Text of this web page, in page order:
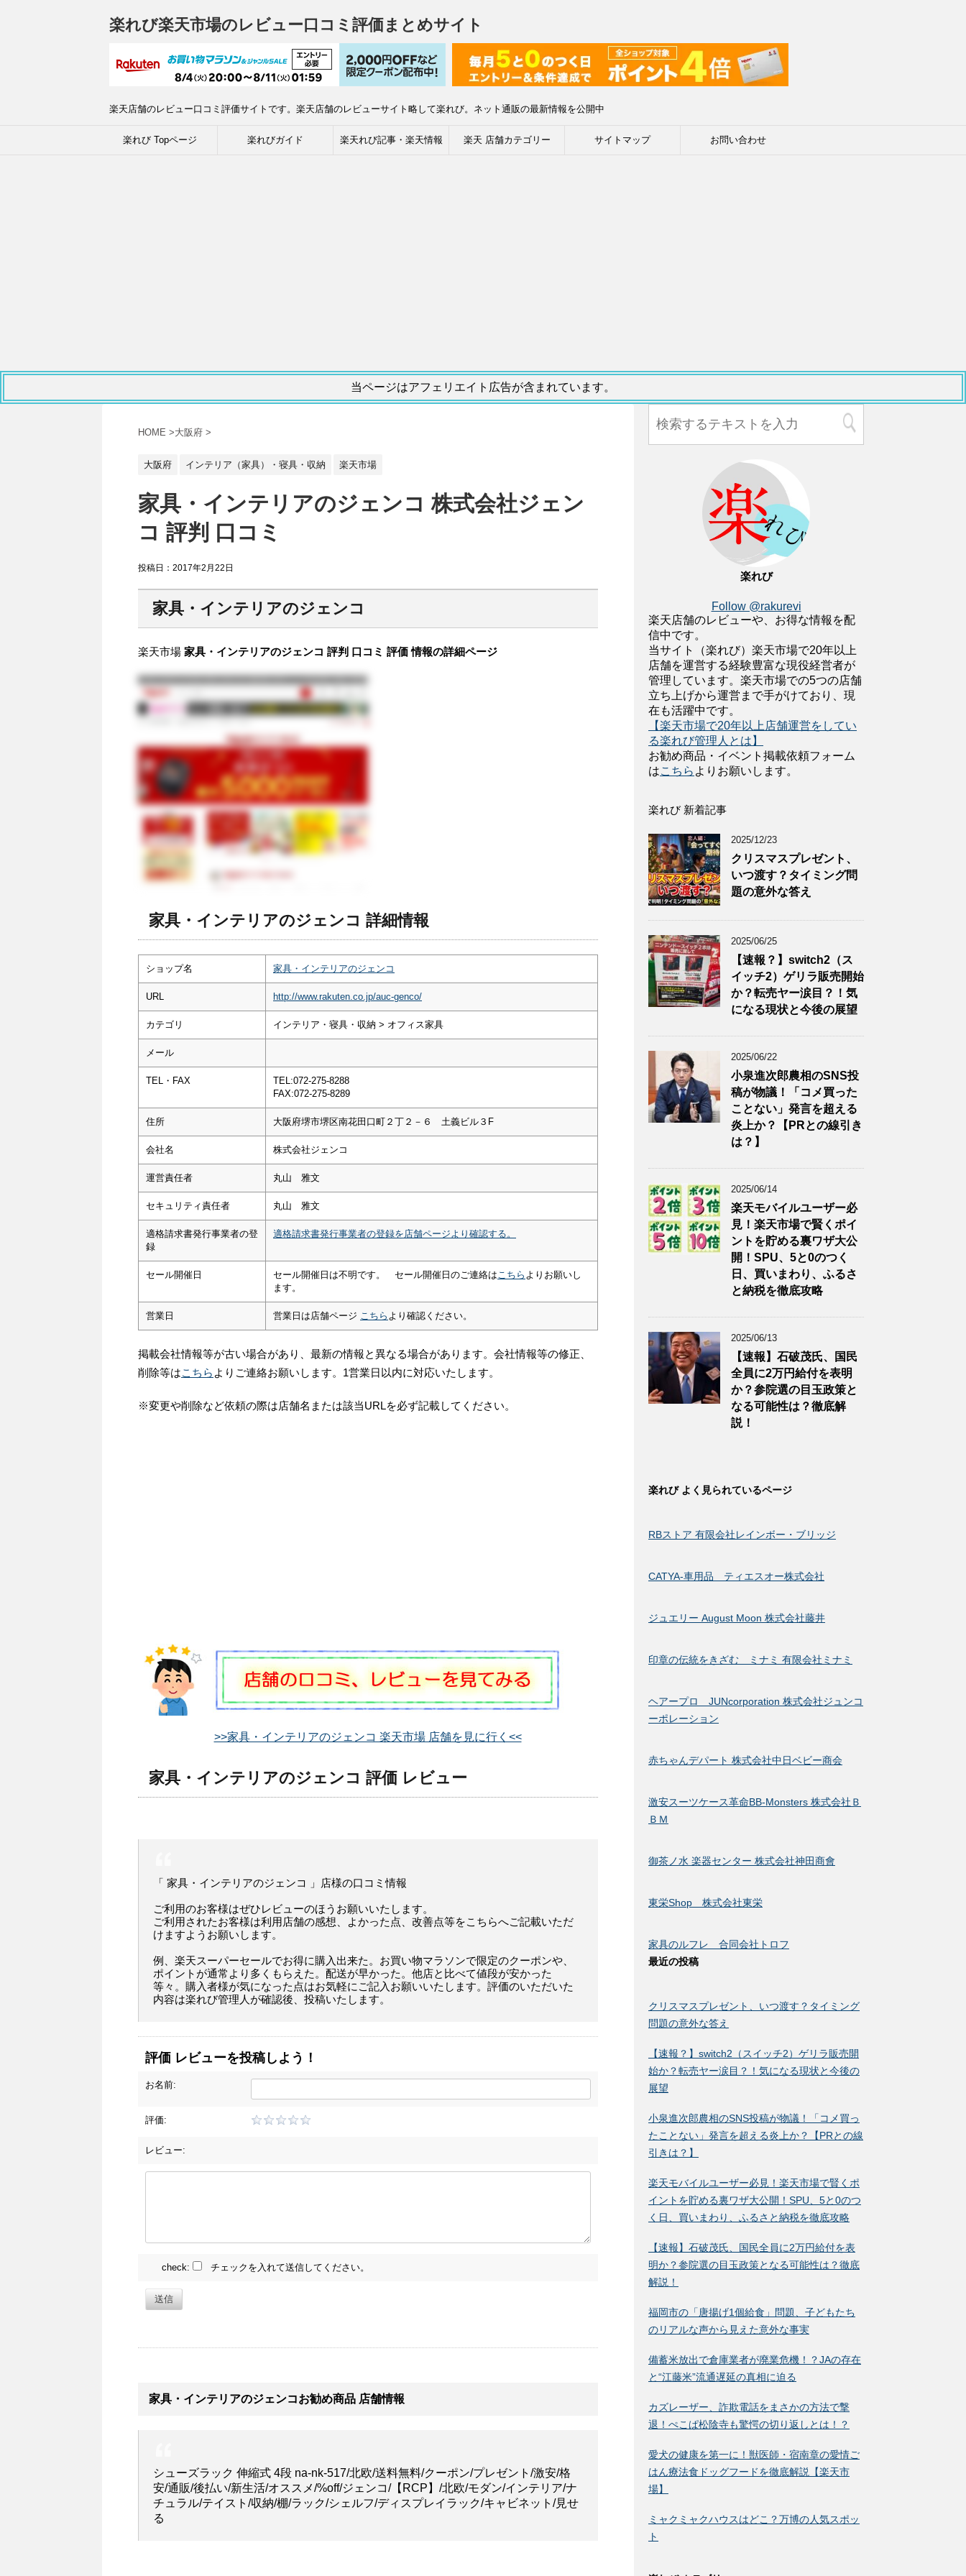
楽れび楽天市場のレビュー口コミ評価まとめサイト
楽天店舗のレビュー口コミ評価サイトです。楽天店舗のレビューサイト略して楽れび。ネット通販の最新情報を公開中
楽れび Topページ 楽れびガイド 楽天れび記事・楽天情報 楽天 店舗カテゴリー サイトマップ お問い合わせ
当ページはアフェリエイト広告が含まれています。
HOME >大阪府 >
大阪府 インテリア（家具）・寝具・収納 楽天市場
家具・インテリアのジェンコ 株式会社ジェン
コ 評判 口コミ
投稿日： 2017年2月22日
家具・インテリアのジェンコ
楽天市場 家具・インテリアのジェンコ 評判 口コミ 評価 情報の詳細ページ
家具・インテリアのジェンコ 詳細情報
ショップ名 家具・インテリアのジェンコ
URL http://www.rakuten.co.jp/auc-genco/
カテゴリ インテリア・寝具・収納 > オフィス家具
メール
TEL・FAX
TEL:072-275-8288
FAX:072-275-8289
住所 大阪府堺市堺区南花田口町２丁２－６ 土義ビル３F
会社名 株式会社ジェンコ
運営責任者 丸山 雅文
セキュリティ責任者 丸山 雅文
適格請求書発行事業者の登
録
適格請求書発行事業者の登録を店舗ページより確認する。
セール開催日 セール開催日は不明です。 セール開催日のご連絡は こちら よりお願いし
ます。
営業日 営業日は店舗ページ こちら より確認ください。
掲載会社情報等が古い場合があり、最新の情報と異なる場合があります。会社情報等の修正、
削除等はこちら よりご連絡お願いします。1営業日以内に対応いたします。
※変更や削除など依頼の際は店舗名または該当URLを必ず記載してください。
>>家具・インテリアのジェンコ 楽天市場 店舗を見に行く<<
家具・インテリアのジェンコ 評価 レビュー
「 家具・インテリアのジェンコ 」店様の口コミ情報
ご利用のお客様はぜひレビューのほうお願いいたします。
ご利用されたお客様は利用店舗の感想、よかった点、改善点等をこちらへご記載いただ
けますようお願いします。
例、楽天スーパーセールでお得に購入出来た。お買い物マラソンで限定のクーポンや、
ポイントが通常より多くもらえた。配送が早かった。他店と比べて値段が安かった
等々。購入者様が気になった点はお気軽にご記入お願いいたします。評価のいただいた
内容は楽れび管理人が確認後、投稿いたします。
評価 レビューを投稿しよう！
お名前:
評価:
レビュー:
check: チェックを入れて送信してください。
送信
家具・インテリアのジェンコお勧め商品 店舗情報
シューズラック 伸縮式 4段 na-nk-517/北欧/送料無料/クーポン/プレゼント/激安/格
安/通販/後払い/新生活/オススメ/%off/ジェンコ/【RCP】/北欧/モダン/インテリア/ナ
チュラル/テイスト/収納/棚/ラック/シェルフ/ディスプレイラック/キャビネット/見せ
る
楽れび
Follow @rakurevi
楽天店舗のレビューや、お得な情報を配
信中です。
当サイト（楽れび）楽天市場で20年以上
店舗を運営する経験豊富な現役経営者が
管理しています。楽天市場での5つの店舗
立ち上げから運営まで手がけており、現
在も活躍中です。
【楽天市場で20年以上店舗運営をしてい
る楽れび管理人とは】
お勧め商品・イベント掲載依頼フォーム
はこちら よりお願いします。
楽れび 新着記事
2025/12/23
クリスマスプレゼント、
いつ渡す？タイミング問
題の意外な答え
2025/06/25
【速報？】switch2（ス
イッチ2）ゲリラ販売開始
か？転売ヤー涙目？！気
になる現状と今後の展望
2025/06/22
小泉進次郎農相のSNS投
稿が物議！「コメ買った
ことない」発言を超える
炎上か？【PRとの線引き
は？】
2025/06/14
楽天モバイルユーザー必
見！楽天市場で賢くポイ
ントを貯める裏ワザ大公
開！SPU、5と0のつく
日、買いまわり、ふるさ
と納税を徹底攻略
2025/06/13
【速報】石破茂氏、国民
全員に2万円給付を表明
か？参院選の目玉政策と
なる可能性は？徹底解
説！
楽れび よく見られているページ
RBストア 有限会社レインボー・ブリッジ
CATYA-車用品 ティエスオー株式会社
ジュエリー August Moon 株式会社藤井
印章の伝統をきざむ ミナミ 有限会社ミナミ
ヘアープロ JUNcorporation 株式会社ジュンコ
ーポレーション
赤ちゃんデパート 株式会社中日ベビー商会
激安スーツケース革命BB-Monsters 株式会社Ｂ
ＢＭ
御茶ノ水 楽器センター 株式会社神田商會
東栄Shop 株式会社東栄
家具のルフレ 合同会社トロフ
最近の投稿
クリスマスプレゼント、いつ渡す？タイミング
問題の意外な答え
【速報？】switch2（スイッチ2）ゲリラ販売開
始か？転売ヤー涙目？！気になる現状と今後の
展望
小泉進次郎農相のSNS投稿が物議！「コメ買っ
たことない」発言を超える炎上か？【PRとの線
引きは？】
楽天モバイルユーザー必見！楽天市場で賢くポ
イントを貯める裏ワザ大公開！SPU、5と0のつ
く日、買いまわり、ふるさと納税を徹底攻略
【速報】石破茂氏、国民全員に2万円給付を表
明か？参院選の目玉政策となる可能性は？徹底
解説！
福岡市の「唐揚げ1個給食」問題、子どもたち
のリアルな声から見えた意外な事実
備蓄米放出で倉庫業者が廃業危機！？JAの存在
と“江藤米”流通遅延の真相に迫る
カズレーザー、詐欺電話をまさかの方法で撃
退！ぺこぱ松陰寺も驚愕の切り返しとは！？
愛犬の健康を第一に！獣医師・宿南章の愛情ご
はん療法食ドッグフードを徹底解説【楽天市
場】
ミャクミャクハウスはどこ？万博の人気スポッ
ト